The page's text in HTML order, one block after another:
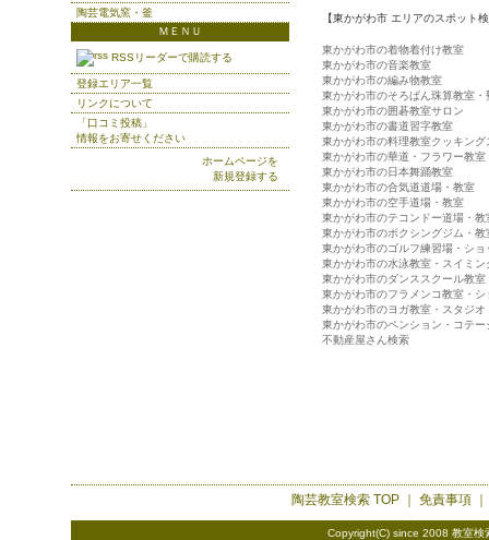
【東かがわ市 エリアのスポット
東かがわ市の着物着付け教室
東かがわ市の音楽教室
東かがわ市の編み物教室
東かがわ市のそろばん珠算教室・
東かがわ市の囲碁教室サロン
東かがわ市の書道習字教室
東かがわ市の料理教室クッキング
東かがわ市の華道・フラワー教室
東かがわ市の日本舞踊教室
東かがわ市の合気道道場・教室
東かがわ市の空手道場・教室
東かがわ市のテコンドー道場・教
東かがわ市のボクシングジム・教
東かがわ市のゴルフ練習場・ショ
東かがわ市の水泳教室・スイミン
東かがわ市のダンススクール教室
東かがわ市のフラメンコ教室・シ
東かがわ市のヨガ教室・スタジオ
東かがわ市のペンション・コテー
不動産屋さん検索
陶芸電気窯・釜
ＭＥＮＵ
RSSリーダーで購読する
登録エリア一覧
リンクについて
「口コミ投稿」
情報をお寄せください
ホームページを
新規登録する
陶芸教室検索TOP ｜ 免責事項
Copyright(C) since 2008 教室検